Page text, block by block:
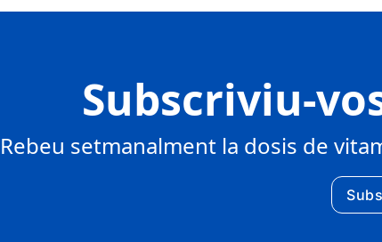
Subscriviu-
Rebeu setmanalment la dosis de